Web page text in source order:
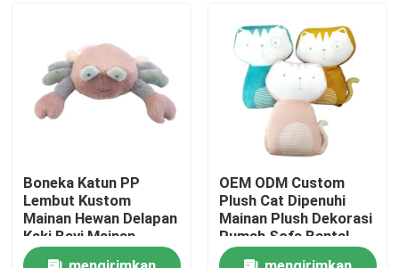
Produk
Video
Boneka Katun PP
Lembut Kustom
Mainan Hewan Delapan
Kaki Bayi Mainan
Hewan Kepiting Mewah
OEM ODM Custom
Plush Cat Dipenuhi
Mainan Plush Dekorasi
Rumah Sofa Bantal
Popular Dipenuhi